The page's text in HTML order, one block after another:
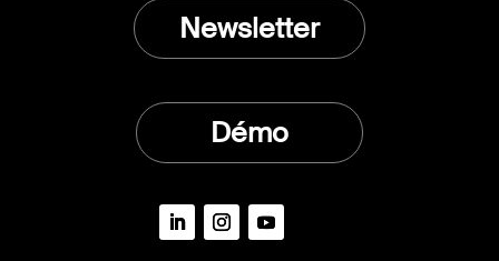
Newsletter
Démo